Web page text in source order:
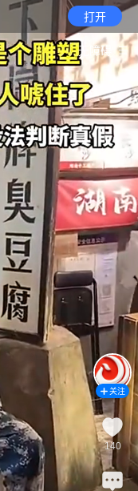
打开
无障碍
关注
140